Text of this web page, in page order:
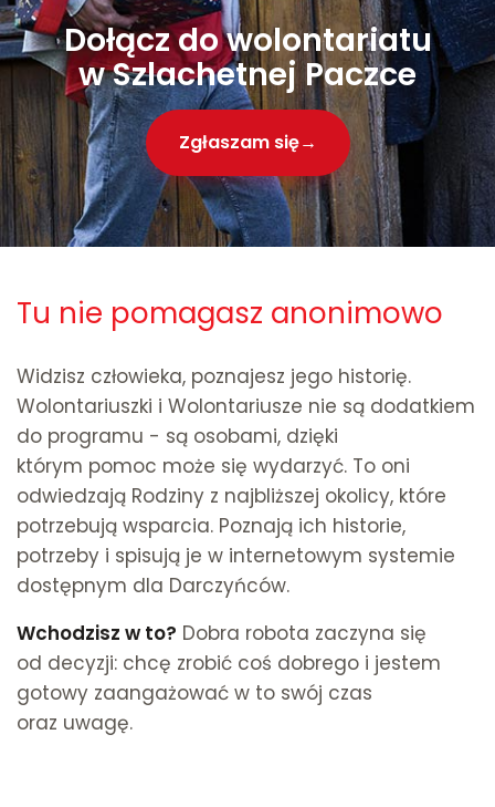
Dołącz do wolontariatu
w Szlachetnej Paczce
Zgłaszam się
Tu nie pomagasz anonimowo
Widzisz człowieka, poznajesz jego historię.
Wolontariuszki i Wolontariusze nie są dodatkiem
do programu - są osobami, dzięki
którym pomoc może się wydarzyć. To oni
odwiedzają Rodziny z najbliższej okolicy, które
potrzebują wsparcia. Poznają ich historie,
potrzeby i spisują je w internetowym systemie
dostępnym dla Darczyńców.
Wchodzisz w to? Dobra robota zaczyna się
od decyzji: chcę zrobić coś dobrego i jestem
gotowy zaangażować w to swój czas
oraz uwagę.